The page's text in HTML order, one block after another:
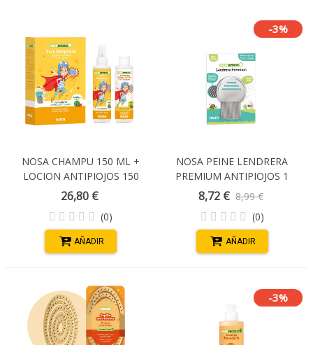
NOSA CHAMPU 150 ML +
LOCION ANTIPIOJOS 150
ML
26,80 €
(0)
AÑADIR
-3%
NOSA PEINE LENDRERA
PREMIUM ANTIPIOJOS 1
UNIDAD
8,72 € 8,99 €
(0)
AÑADIR
-3%